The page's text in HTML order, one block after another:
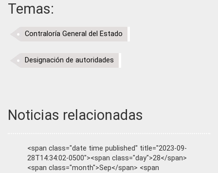
Temas:
Contraloría General del Estado
Designación de autoridades
Noticias relacionadas
<span class="date time published" title="2023-09-
28T14:34:02-0500"><span class="day">28</span>
<span class="month">Sep</span> <span